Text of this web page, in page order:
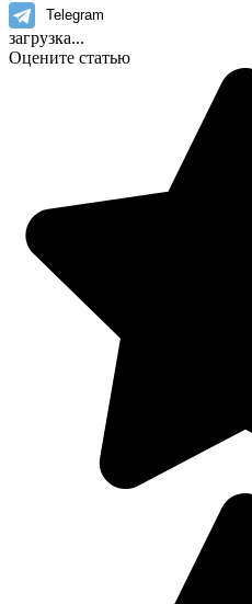
Telegram
загрузка...
Оцените статью